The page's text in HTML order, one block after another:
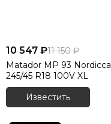
10 547 ₽11 150 ₽
Matador MP 93 Nordicca
245/45 R18 100V XL
Известить